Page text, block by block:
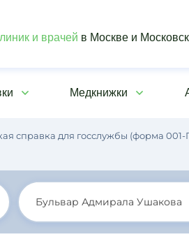
и врачей в Москве и
Медкнижки
справка для госслужбы (форма 001-